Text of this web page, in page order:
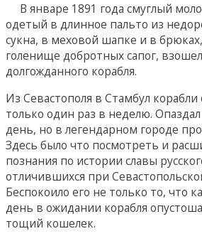
В январе 1891 года смуглый
одетый в длинное пальто из
сукна, в меховой шапке и в
голенище добротных сапог,
долгожданного корабля.
Из Севастополя в Стамбул корабли
только один раз в неделю.
день, но в легендарном городе
Здесь было что посмотреть и
познания по истории славы
отличившихся при
Беспокоило его не только то, что
день в ожидании корабля
тощий кошелек.